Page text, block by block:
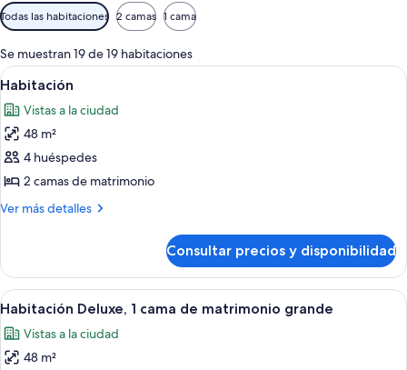
Filtros
disponibles
para
las
habitaciones
Todas las habitaciones 2 camas 1 cama
Se muestran 19 de 19 habitaciones
Abrir
todas
las
fotos
de
Habitación
Habitación | 1 dormitorio, ropa de
7
Habitación
Vistas a la ciudad
48 m²
4 huéspedes
2 camas de matrimonio
Ver más detalles
Más
Consultar precios y disponibilidad
Abrir
todas
las
fotos
Habitación de hotel con una cama
7
Habitación Deluxe, 1 cama de matrimonio grande
Vistas a la ciudad
48 m²